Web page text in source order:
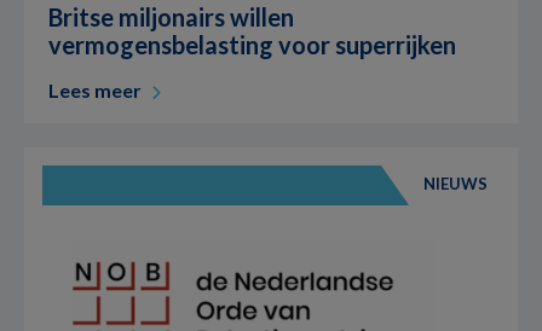
Britse miljonairs willen
vermogensbelasting voor superrijken
Lees meer
NIEUWS